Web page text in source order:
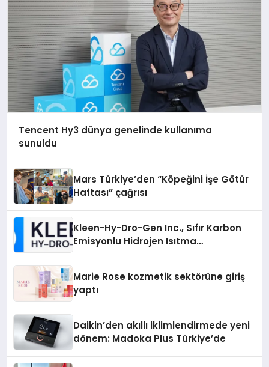
Tencent Hy3 dünya genelinde kullanıma
sunuldu
Mars Türkiye’den “Köpeğini İşe Götür
Haftası” çağrısı
Kleen-Hy-Dro-Gen Inc., Sıfır Karbon
Emisyonlu Hidrojen Isıtma
Marie Rose kozmetik sektörüne giriş
yaptı
Daikin’den akıllı iklimlendirmede yeni
dönem: Madoka Plus Türkiye’de